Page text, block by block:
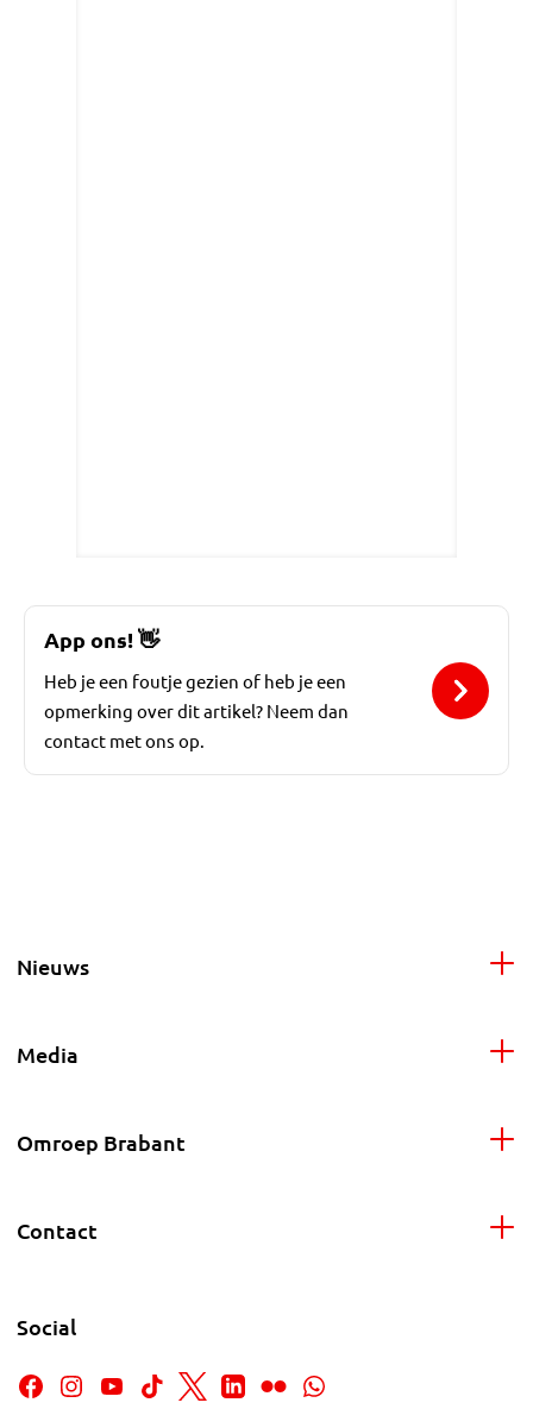
App ons!👋
Heb je een foutje gezien of heb je een
opmerking over dit artikel? Neem dan
contact met ons op.
Nieuws
Media
Omroep Brabant
Contact
Social